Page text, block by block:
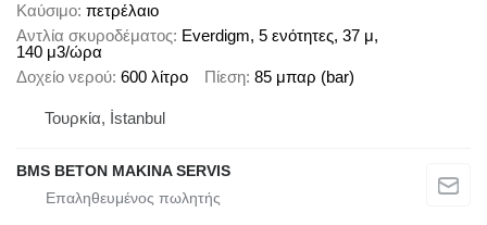
Καύσιμο πετρέλαιο
Αντλία σκυροδέματος Everdigm, 5 ενότητες, 37 μ,
140 μ3/ώρα
Δοχείο νερού 600 λίτρο Πίεση 85 μπαρ (bar)
Τουρκία, İstanbul
BMS BETON MAKINA SERVIS